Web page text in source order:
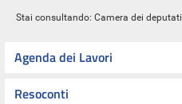
Stai consultando: Camera dei deputati
Agenda dei Lavori
Resoconti